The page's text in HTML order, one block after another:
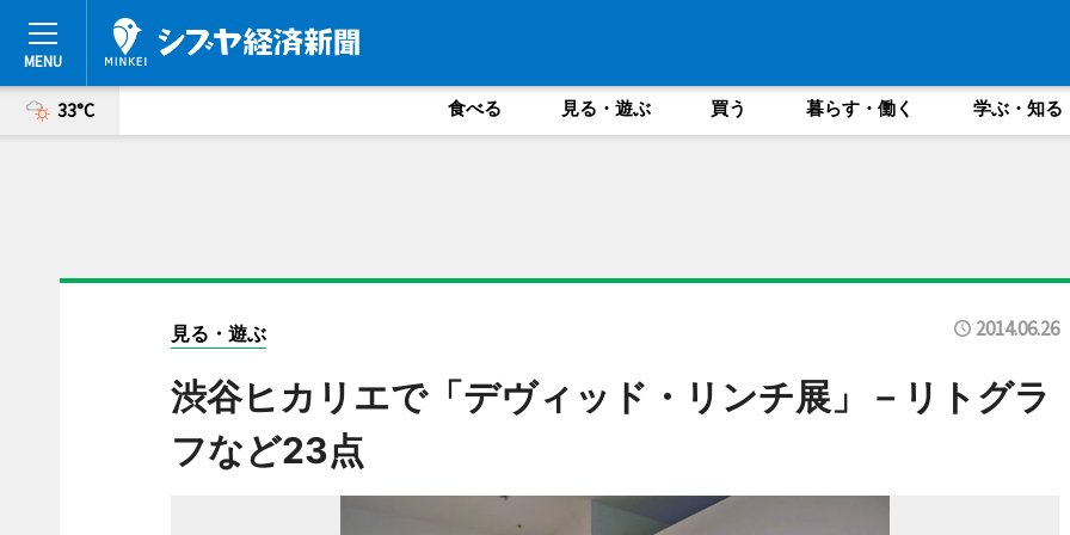
33°C 食べる 見る・遊ぶ 買う 暮らす・働く 学ぶ・知る
見る・遊ぶ 2014.06.26
渋谷ヒカリエで「デヴィッド・リンチ展」－リトグラ
フなど23点